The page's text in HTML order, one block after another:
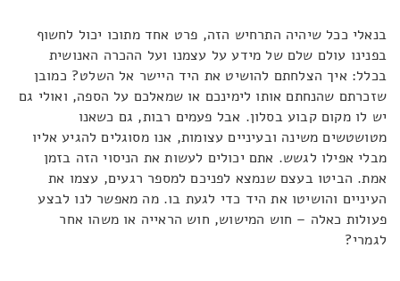
בנאלי ככל שיהיה התרחיש הזה, פרט אחד מתוכו יכול לחשוף
בפנינו עולם שלם של מידע על עצמנו ועל ההכרה האנושית
בכלל: איך הצלחתם להושיט את היד היישר אל השלט? כמובן
שזכרתם שהנחתם אותו לימינכם או שמאלכם על הספה, ואולי גם
יש לו מקום קבוע בסלון. אבל פעמים רבות, גם כשאנו
מטושטשים משינה ובעיניים עצומות, אנו מסוגלים להגיע אליו
מבלי אפילו לגשש. אתם יכולים לעשות את הניסוי הזה בזמן
אמת. הביטו בעצם שנמצא לפניכם למספר רגעים, עצמו את
העיניים והושיטו את היד כדי לגעת בו. מה מאפשר לנו לבצע
פעולות כאלה – חוש המישוש, חוש הראייה או משהו אחר
לגמרי?